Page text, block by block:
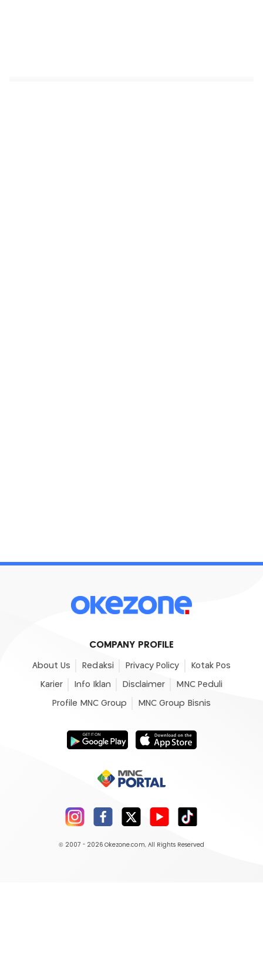
COMPANY PROFILE
About Us Redaksi Privacy Policy Kotak Pos
Karier Info Iklan Disclaimer MNC Peduli
Profile MNC Group MNC Group Bisnis
© 2007 - 2026 Okezone.com, All Rights Reserved